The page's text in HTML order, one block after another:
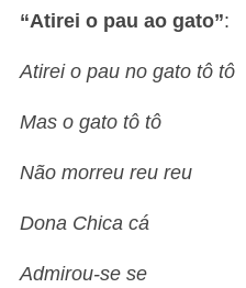
“Atirei o pau ao gato”:
Atirei o pau no gato tô tô
Mas o gato tô tô
Não morreu reu reu
Dona Chica cá
Admirou-se se